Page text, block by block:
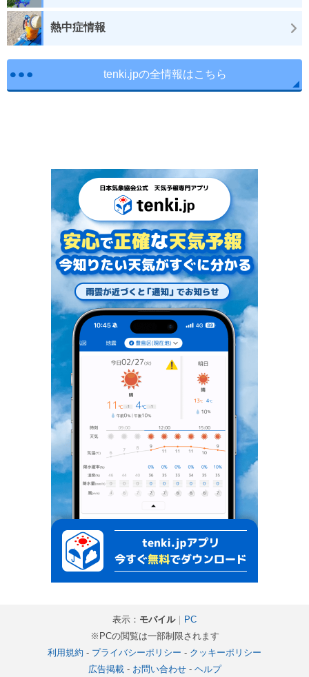
熱中症情報
tenki.jpの全情報はこちら
表示： モバイル｜ PC
※PCの閲覧は一部制限されます
利用規約 - プライバシーポリシー - クッキーポリシー
広告掲載- お問い合わせ- ヘルプ